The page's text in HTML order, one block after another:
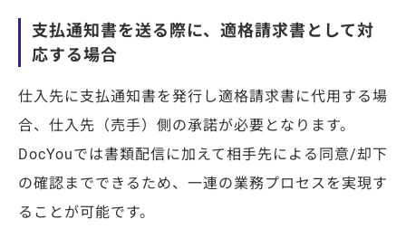
支払通知書を送る際に、適格請求書として対
応する場合
仕入先に支払通知書を発行し適格請求書に代用する場
合、 仕入先 （売手）側の承諾が必要となります。
DocYouでは書類配信に加えて相手先による同意/却下
の確認までできるため、一連の業務プロセスを実現す
ることが可能です。